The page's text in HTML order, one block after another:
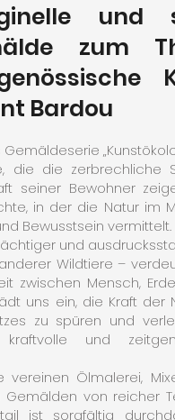
und
zum
Bardou
die die zerbrechliche
seiner Bewohner
in der die Natur im
Bewusstsein vermittelt.
und
Wildtiere –
zwischen Mensch,
uns ein, die Kraft der
zu spüren und
und
vereinen Ölmalerei,
von reicher
ist sorgfältig